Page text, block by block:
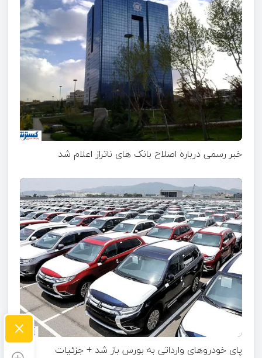
خبر رسمی درباره اصلاح بانک های ناتراز اعلام شد
پای خودروهای وارداتی به بورس باز شد + جزئیات
×